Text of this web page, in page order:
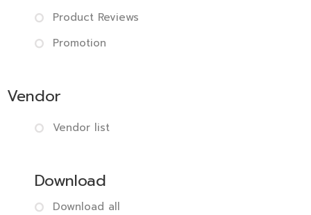
Product Reviews
Promotion
Vendor
Vendor list
Download
Download all